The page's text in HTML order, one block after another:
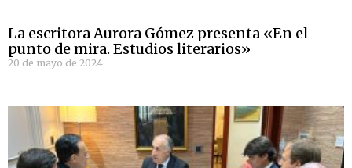
La escritora Aurora Gómez presenta «En el
punto de mira. Estudios literarios»
20 de mayo de 2024